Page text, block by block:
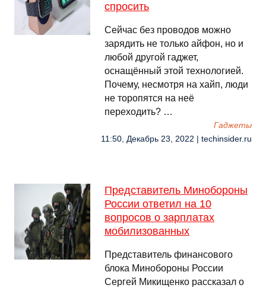
спросить
Сейчас без проводов можно
зарядить не только айфон, но и
любой другой гаджет,
оснащённый этой технологией.
Почему, несмотря на хайп, люди
не торопятся на неё
переходить? …
Гаджеты
11:50, Декабрь 23, 2022 | techinsider.ru
Представитель Минобороны
России ответил на 10
вопросов о зарплатах
мобилизованных
Представитель финансового
блока Минобороны России
Сергей Микищенко рассказал о